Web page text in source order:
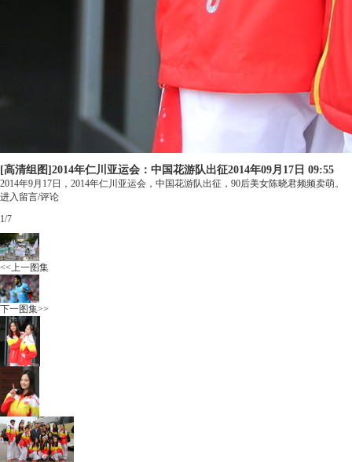
[高清组图]2014年仁川亚运会：中国花游队出征2014年09月17日 09:55
2014年9月17日，2014年仁川亚运会，中国花游队出征，90后美女陈晓君频频卖萌。
进入留言/评论
1/7
<<上一图集
下一图集>>